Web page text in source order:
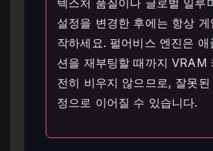
텍스처 품질이나 글로벌 일루
설정을 변경한 후에는 항상 게
작하세요. 펄어비스 엔진은 애
션을 재부팅할 때까지 VRAM
전히 비우지 않으므로, 잘못된
정으로 이어질 수 있습니다.